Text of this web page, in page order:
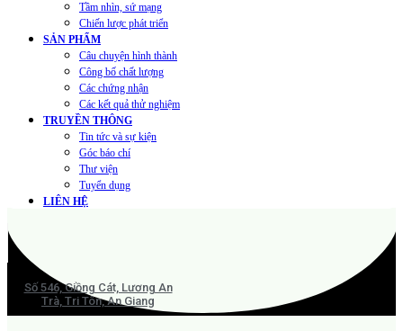
Tầm nhìn, sứ mạng
Chiến lược phát triển
SẢN PHẨM
Câu chuyện hình thành
Công bố chất lượng
Các chứng nhận
Các kết quả thử nghiệm
TRUYỀN THÔNG
Tin tức và sự kiện
Góc báo chí
Thư viện
Tuyển dụng
LIÊN HỆ
Số 546, Giồng Cát, Lương An
Trà, Tri Tôn, An Giang